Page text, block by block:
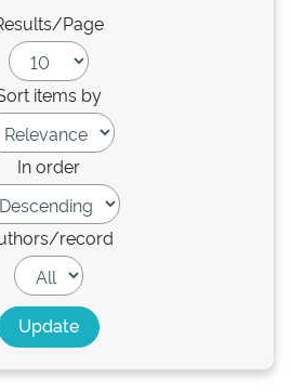
Page
items by
In order
record